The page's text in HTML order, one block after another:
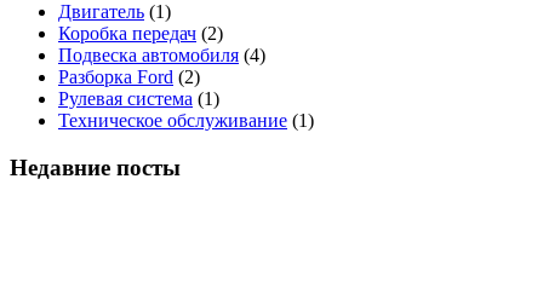
Двигатель (1)
Коробка передач (2)
Подвеска автомобиля (4)
Разборка Ford (2)
Рулевая система (1)
Техническое обслуживание (1)
Недавние посты